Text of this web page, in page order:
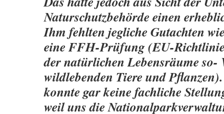
Naturschutzbehörde einen
Ihm fehlten jegliche Gutachten
eine FFH-Prüfung (EU-
der natürlichen Lebensräume so-
wildlebenden Tiere und
konnte gar keine fachliche
weil uns die